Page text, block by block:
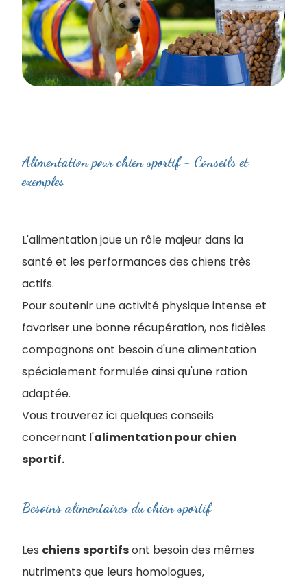
Alimentation pour chien sportif - Conseils et
exemples
L'alimentation joue un rôle majeur dans la
santé et les performances des chiens très
actifs.
Pour soutenir une activité physique intense et
favoriser une bonne récupération, nos fidèles
compagnons ont besoin d'une alimentation
spécialement formulée ainsi qu'une ration
adaptée.
Vous trouverez ici quelques conseils
concernant l'alimentation pour chien
sportif.
Besoins alimentaires du chien sportif
Les chienssportifsont besoin des mêmes
nutriments que leurs homologues,